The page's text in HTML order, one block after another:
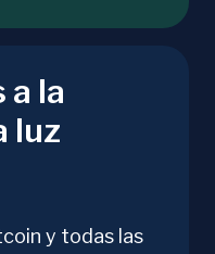
a la
luz
y todas las